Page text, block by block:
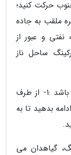
حرکت کنید؛
ملقب به جاده
و عبور از
ساحل ناز
و اما دوم اینکه از طرف شهر درگهان می باشد :1- از طرف
بدهید تا به
گیاهدان می